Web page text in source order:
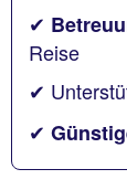
✔
Reise
✔
✔